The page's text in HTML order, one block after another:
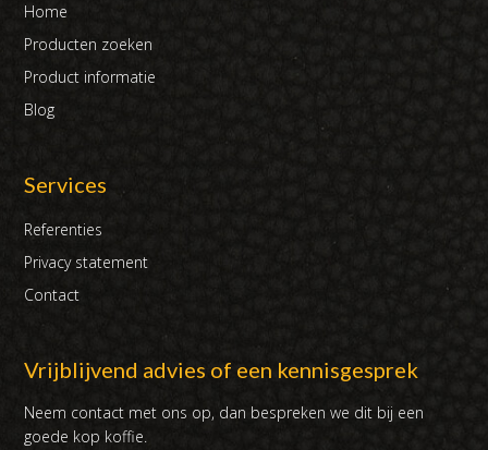
Home
Producten zoeken
Product informatie
Blog
Services
Referenties
Privacy statement
Contact
Vrijblijvend advies of een kennisgesprek
Neem contact met ons op, dan bespreken we dit bij een
goede kop koffie.